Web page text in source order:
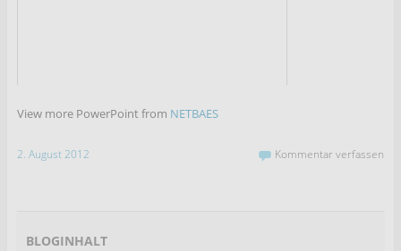
View more PowerPoint from NETBAES
2. August 2012 Kommentar verfassen
BLOGINHALT